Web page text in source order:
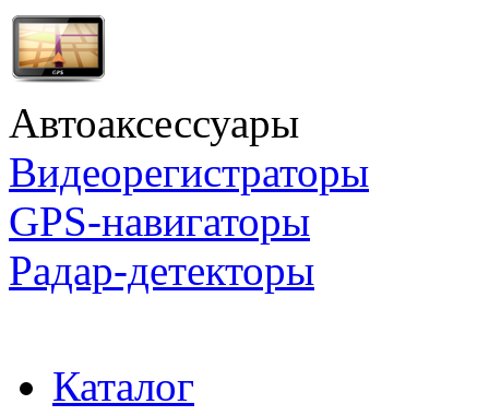
Автоаксессуары
Видеорегистраторы
GPS-навигаторы
Радар-детекторы
Каталог